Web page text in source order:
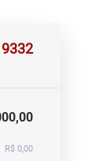
R$ 0,00